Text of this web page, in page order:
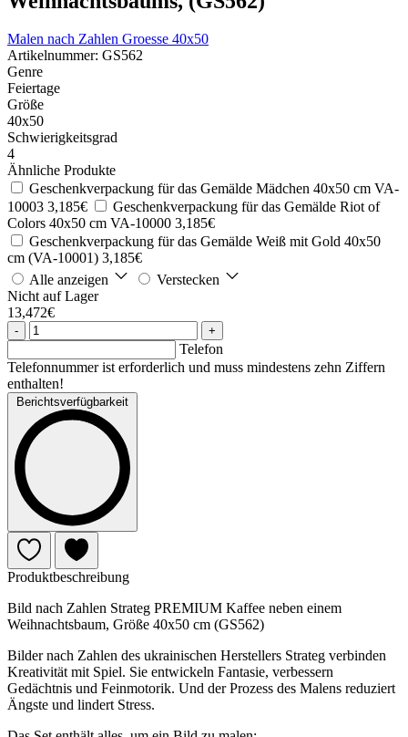
Malen nach Zahlen Groesse 40x50
Artikelnummer: GS562
Genre
Feiertage
Größe
40x50
Schwierigkeitsgrad
4
Ähnliche Produkte
Geschenkverpackung für das Gemälde Mädchen 40x50 cm VA-
10003 3,185€
Geschenkverpackung für das Gemälde Riot of
Colors 40x50 cm VA-10000 3,185€
Geschenkverpackung für das Gemälde Weiß mit Gold 40x50
cm (VA-10001) 3,185€
Alle anzeigen
Verstecken
Nicht auf Lager
13,472€
- +
Telefon
Telefonnummer ist erforderlich und muss mindestens zehn Ziffern
enthalten!
Berichtsverfügbarkeit
Produktbeschreibung
Bild nach Zahlen Strateg PREMIUM Kaffee neben einem
Weihnachtsbaum, Größe 40x50 cm (GS562)
Bilder nach Zahlen des ukrainischen Herstellers Strateg verbinden
Kreativität mit Spiel. Sie entwickeln Fantasie, verbessern
Gedächtnis und Feinmotorik. Und der Prozess des Malens reduziert
Ängste und lindert Stress.